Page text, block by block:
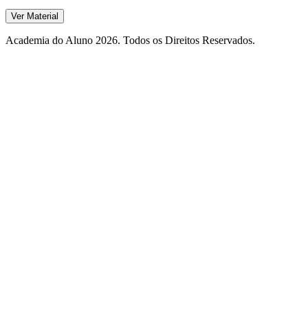
Ver Material
Academia do Aluno 2026. Todos os Direitos Reservados.